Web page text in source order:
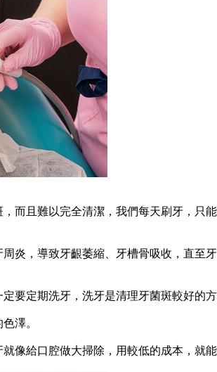
且難以完全清潔，我們每天刷牙，只
，導致牙齦萎縮、牙槽骨吸收，直至
定期洗牙，洗牙是清理牙菌斑較好的
澤。
給口腔做大掃除，用較低的成本，就